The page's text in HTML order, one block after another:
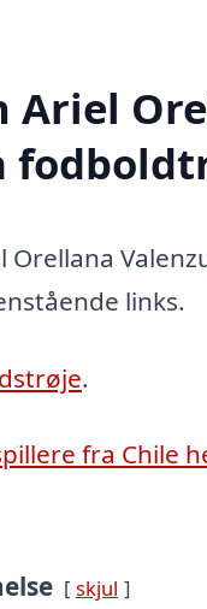
Ariel
Orellana
links.
.
fra Chile
skjul